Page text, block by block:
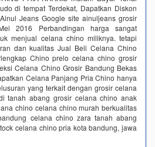
di tempat Terdekat, Dapatkan Diskon
Jeans Google site ainuljeans grosir
2016 Perbandingan harga sangat
menjual celana chino miliknya. tetapi
dan kualitas Jual Beli Celana Chino
Chino prelo celana chino grosir
Celana Chino Grosir Bandung Bekas
Celana Panjang Pria Chino hanya
yang terkait dengan grosir celana
tanah abang grosir celana chino anak
chino celana chino murah berkualitas
celana chino zara tanah abang
celana chino pria kota bandung, jawa